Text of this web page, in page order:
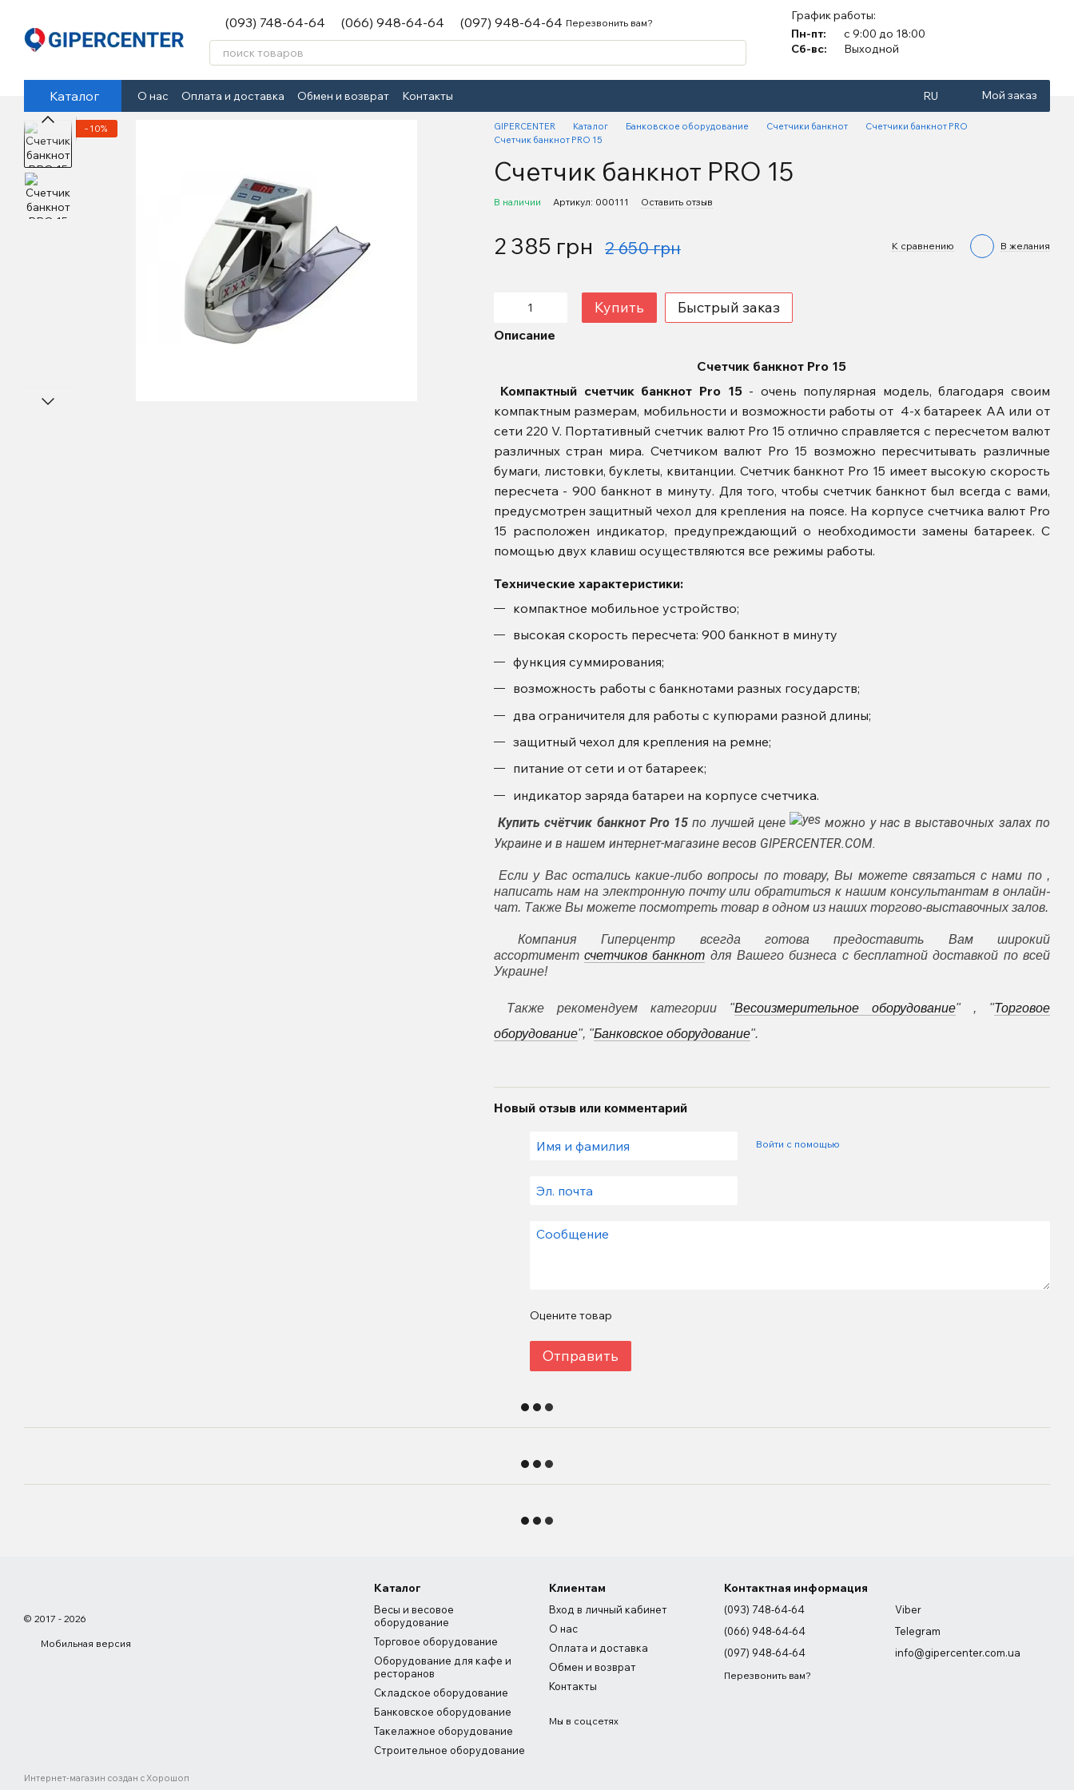
(093) 748-64-64 (066) 948-64-64 (097) 948-64-64 Перезвонить вам?
График работы:
Пн-пт:
с 9:00 до 18:00
Сб-вс:
Выходной
Каталог О нас Оплата и доставка Обмен и возврат Контакты RU Мой заказ
−10% GIPERCENTER Каталог Банковское оборудование Счетчики банкнот
Счетчики банкнот PRO
Счетчик банкнот PRO 15
Счетчик банкнот PRO 15
В наличии Артикул: 000111 Оставить отзыв
2 385 грн 2 650 грн К сравнению В желания
Купить Быстрый заказ
Описание
Счетчик банкнот Pro 15
Компактный счетчик банкнот Pro 15- очень популярная модель, благодаря своим
компактным размерам, мобильности и возможности работы от 4-х батареек АА или от
сети 220 V. Портативный счетчик валют Pro 15 отлично справляется с пересчетом валют
различных стран мира. Счетчиком валют Pro 15 возможно пересчитывать различные
бумаги, листовки, буклеты, квитанции. Счетчик банкнот Pro 15 имеет высокую скорость
пересчета - 900 банкнот в минуту. Для того, чтобы счетчик банкнот был всегда с вами,
предусмотрен защитный чехол для крепления на поясе. На корпусе счетчика валют Pro
15 расположен индикатор, предупреждающий о необходимости замены батареек. С
помощью двух клавиш осуществляются все режимы работы.
Технические характеристики:
компактное мобильное устройство;
высокая скорость пересчета: 900 банкнот в минуту
функция суммирования;
возможность работы с банкнотами разных государств;
два ограничителя для работы с купюрами разной длины;
защитный чехол для крепления на ремне;
питание от сети и от батареек;
индикатор заряда батареи на корпусе счетчика.
Купить счётчик банкнот Pro 15 по лучшей цене
можно у нас в выставочных залах по
Украине и в нашем интернет-магазине весов GIPERCENTER.COM.
Если у Вас остались какие-либо вопросы по товару, Вы можете связаться с нами по ,
написать нам на электронную почту или обратиться к нашим консультантам в онлайн-
чат. Также Вы можете посмотреть товар в одном из наших торгово-выставочных залов.
Компания Гиперцентр всегда готова предоставить Вам широкий
ассортиментсчетчиков банкнот для Вашего бизнеса с бесплатной доставкой по всей
Украине!
Также рекомендуем категории"Весоизмерительное оборудование" , "Торговое
оборудование", "Банковское оборудование".
Новый отзыв или комментарий
Войти с помощью
Оцените товар
Отправить
© 2017 - 2026
Мобильная версия
Интернет-магазин создан с Хорошоп
Каталог
Весы и весовое
оборудование
Торговое оборудование
Оборудование для кафе и
ресторанов
Складское оборудование
Банковское оборудование
Такелажное оборудование
Строительное оборудование
Клиентам
Вход в личный кабинет
О нас
Оплата и доставка
Обмен и возврат
Контакты
Мы в соцсетях
Контактная информация
(093) 748-64-64
(066) 948-64-64
(097) 948-64-64
Перезвонить вам?
Viber
Telegram
info@gipercenter.com.ua